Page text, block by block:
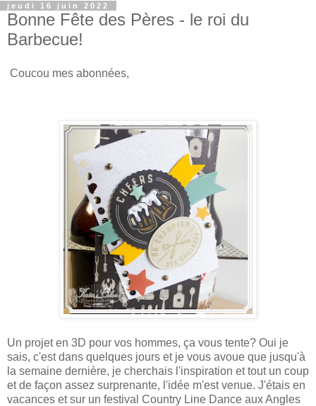
jeudi 16 juin 2022
Bonne Fête des Pères - le roi du
Barbecue!
Coucou mes abonnées,
Un projet en 3D pour vos hommes, ça vous tente? Oui je
sais, c'est dans quelques jours et je vous avoue que jusqu'à
la semaine dernière, je cherchais l'inspiration et tout un coup
et de façon assez surprenante, l'idée m'est venue. J'étais en
vacances et sur un festival Country Line Dance aux Angles